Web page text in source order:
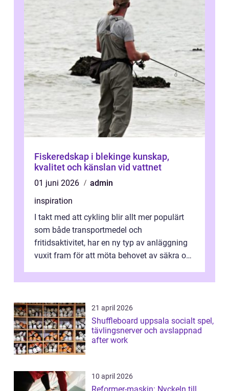
Fiskeredskap i blekinge kunskap,
kvalitet och känslan vid vattnet
01 juni 2026
admin
inspiration
I takt med att cykling blir allt mer populärt
som både transportmedel och
fritidsaktivitet, har en ny typ av anläggning
vuxit fram för att möta behovet av säkra och
21 april 2026
Shuffleboard uppsala socialt spel,
tävlingsnerver och avslappnad
after work
10 april 2026